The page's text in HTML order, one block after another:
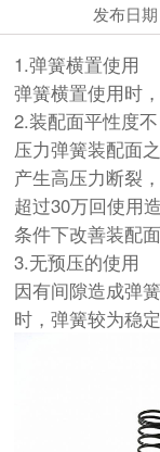
发布日
1.弹簧横置使用
弹簧横置使用时
2.装配面平性度
压力弹簧装配面
产生高压力断裂
超过30万回使用
条件下改善装配
3.无预压的使用
因有间隙造成弹
时，弹簧较为稳定